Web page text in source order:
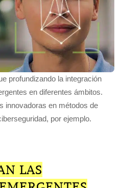
profundizando la integración
en diferentes ámbitos.
innovadoras en métodos de
por ejemplo.
LAS